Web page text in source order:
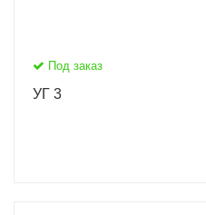
Под заказ
УГ 3